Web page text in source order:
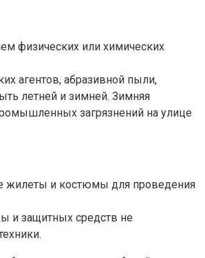
физических или химических
агентов, абразивной пыли,
летней и зимней. Зимняя
загрязнений на улице
жилеты и костюмы для проведения
и защитных средств не